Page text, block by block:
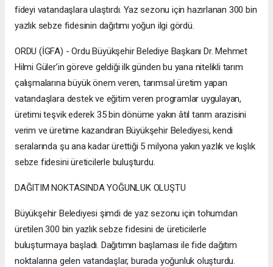
fideyi vatandaşlara ulaştırdı. Yaz sezonu için hazırlanan 300 bin
yazlık sebze fidesinin dağıtımı yoğun ilgi gördü.
ORDU (İGFA) - Ordu Büyükşehir Belediye Başkanı Dr. Mehmet
Hilmi Güler’in göreve geldiği ilk günden bu yana nitelikli tarım
çalışmalarına büyük önem veren, tarımsal üretim yapan
vatandaşlara destek ve eğitim veren programlar uygulayan,
üretimi teşvik ederek 35 bin dönüme yakın âtıl tarım arazisini
verim ve üretime kazandıran Büyükşehir Belediyesi, kendi
seralarında şu ana kadar ürettiği 5 milyona yakın yazlık ve kışlık
sebze fidesini üreticilerle buluşturdu.
DAĞITIM NOKTASINDA YOĞUNLUK OLUŞTU
Büyükşehir Belediyesi şimdi de yaz sezonu için tohumdan
üretilen 300 bin yazlık sebze fidesini de üreticilerle
buluşturmaya başladı. Dağıtımın başlaması ile fide dağıtım
noktalarına gelen vatandaşlar, burada yoğunluk oluşturdu.